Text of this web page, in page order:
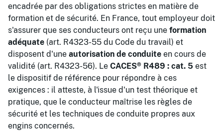
encadrée par des obligations strictes en matière de
formation et de sécurité. En France, tout employeur doit
s'assurer que ses conducteurs ont reçu une formation
adéquate (art. R4323-55 du Code du travail) et
disposent d'une autorisation de conduite en cours de
validité (art. R4323-56). Le CACES® R489 : cat. 5 est
le dispositif de référence pour répondre à ces
exigences : il atteste, à l'issue d'un test théorique et
pratique, que le conducteur maîtrise les règles de
sécurité et les techniques de conduite propres aux
engins concernés.